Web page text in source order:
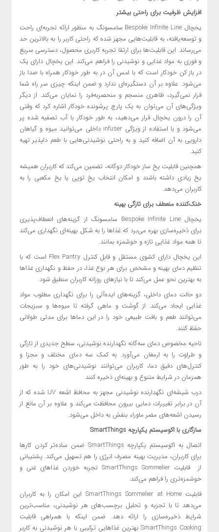
افزایش ظرفیت برای راحتی بیشتر
یخچال Bespoke Infinite Line سامسونگ به منظور ارائه تجربه‌ای راحت
و توسعه‌یافته، به قابلیت‌هایی مجهز شده که راحتی کاربر را به بالاترین حد
می‌رساند. این قابلیت‌ها برای ارتقا تجربه کاربری محصول، دسترسی سریع
و فوری به مواد غذایی و نوشیدنی را فراهم می‌کند. این یخچال دارای یک
در باز کن خودکار است که با لمس آن در به طور خودکار همراه با صدا باز
می‌شود. علاوه بر آن دستگیره‌ای ندارد و ضمن اینکه چیزی سر راه شما
قرار نمی‌گیرد، ظاهری منسجم و منحصر‌به‌فرد را نمایان می‌کند. از دیگر
ویژگی‌های آن می‌توان به یک پارچ پرشونده خودکار اشاره کرد که وقتی
آن را درون یخچال قرار می‌دهید، به طور خودکار با آب تصفیه شده پر
می‌شود و با استفاده از ویژگی infuser داخلی می‌توانید میوه و گیاهان
دارویی به آن اضافه کنید و به راحتی نوشیدنی‌هایی با طعم دلپذیر تهیه
کنید.
همچنین قابلیت یخ ساز خودکار دوگانه، تضمین می‌کند که کاربران همیشه
یخ زیادی داشته باشند و امکان انتخاب یخ توپی یا یخ مکعبی را به
کاربران می‌دهد.
خنک‌کننده منعطف برای تازگی بهینه
یخچال Bespoke Infinite Line سامسونگ از گزینه‌های انعطاف‌پذیری
برای ذخیره‌سازی بهره می‌برد که غذاها را به شکل بهینه‌ای نگهداری می‌کند
تا همه مواد غذایی تازه و خوشمزه بمانند.
این یخچال دارای کشوی مستقل و قابل کنترل Flex Pantry است که با
تنظیم دمای بهینه و مشخص برای هر نوع غذا، در حفظ و نگهداری غذاها
به بهترین نحو عمل می‌کند تا با نیازهای روزانه کاربران منطبق شود.
دو حالت دمای داخلی، گزینه‌های اید‌ه‌آلی را برای نگهداری مطلوب مواد
غذایی ایجاد می‌کند. از گوشت و ماهی گرفته تا میوه‌ها و سبزیجات
می‌توانند طعم و بافت طبیعی خود را در این دماها برای مدتی طولانی
حفظ ‌کنند.
ناحیه مخصوص دمای سه‌گانه نگهدارنده نوشیدنی، سطح جدیدی از تازگی
و طراوت را به ارمغان می‌آورد. به کمک سه دمای مختلف و مجزا و
کنترل‌های دقیق دما، کاربران می‌توانند نوشیدنی‌های خود را به طور
همزمان در شرایط متنوع و بهینه‌ای ذخیره کنند.
درب شیشه‌ای نگهدارنده نوشیدنی مجهز به محافظ اشعه UV شده که از
آن در برابر تغییرات دمایی بیرون محافظت می‌کند و علاوه بر آن مانع از
رسیدن اشعه‌های مضر ماوراء بنفش به داخل می‌شود.
سازگاری با اکوسیستم یکپارچه SmartThings
اتصال به اکوسیستم یکپارچه SmartThings ضمن ساده‌تر کردن کارها
برای کاربران، مدیریت بهینه مصرف انرژی را هم تسهیل می‌کند. پشتیبانی
از قابلیت SmartThings Sommelier تجربه خوردن غذاهای غنی و
خوشمزه‌تری را فراهم می‌کند.
قابلیت‌ SmartThings Sommelier at Home این امکان را به کاربران
می‌دهد تا با تجزیه و تحلیل برچسب‌های هر نوشیدنی، مناسب‌ترین
شرایط ذخیره‌سازی را ارائه دهد. ضمن اینکه با همراهی قابلیت
SmartThings Cooking بهترین غذاهایی ترکیبی با هر نوشیدنی به کاربر